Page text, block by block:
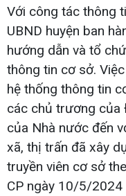
Với công tác thông
UBND huyện ban
hướng dẫn và tổ
thông tin cơ sở.
hệ thống thông tin
các chủ trương của
của Nhà nước đến
xã, thị trấn đã xây
truyền viên cơ sở
CP ngày 10/5/2024